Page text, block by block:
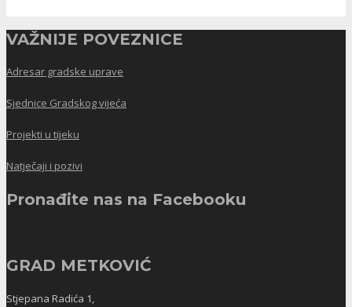
VAŽNIJE POVEZNICE
Adresar gradske uprave
Sjednice Gradskog vijeća
Projekti u tijeku
Natječaji i pozivi
Pronađite nas na Facebooku
GRAD METKOVIĆ
Stjepana Radića 1,